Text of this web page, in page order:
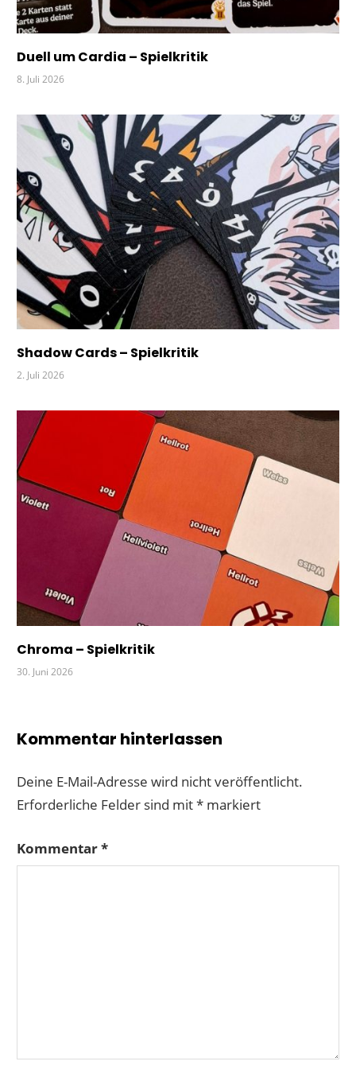
Duell um Cardia – Spielkritik
8. Juli 2026
Shadow Cards – Spielkritik
2. Juli 2026
Chroma – Spielkritik
30. Juni 2026
Kommentar hinterlassen
Deine E-Mail-Adresse wird nicht veröffentlicht.
Erforderliche Felder sind mit* markiert
Kommentar*